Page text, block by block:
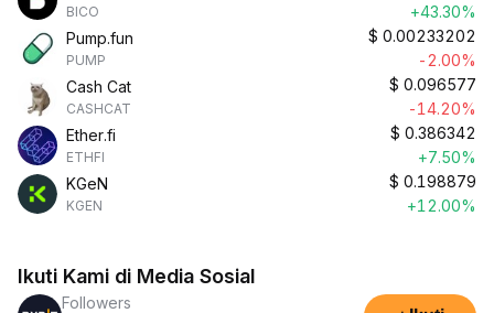
BICO
+43.30%
Pump.fun
PUMP
$ 0.00233202
-2.00%
Cash Cat
CASHCAT
$ 0.096577
-14.20%
Ether.fi
ETHFI
$ 0.386342
+7.50%
KGeN
KGEN
$ 0.198879
+12.00%
Ikuti Kami di Media Sosial
Followers